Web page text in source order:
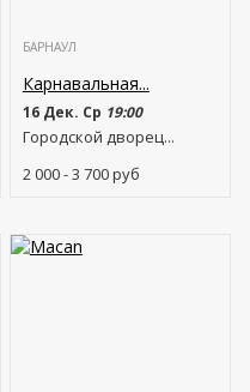
БАРНАУЛ
Карнавальная...
16 Дек. Ср 19:00
Городской дворец...
2 000 - 3 700руб